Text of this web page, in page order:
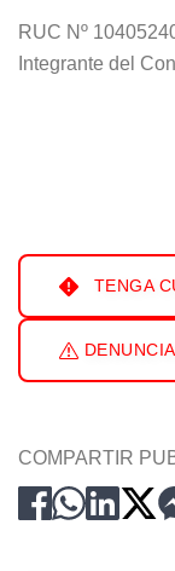
RUC Nº
Integrante del
TENGA
COMPARTIR